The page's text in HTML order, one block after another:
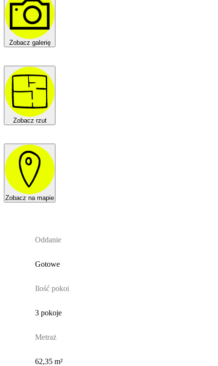
Zobacz galerię
Zobacz rzut
Zobacz na mapie
Oddanie
Gotowe
Ilość pokoi
3 pokoje
Metraż
62,35 m²